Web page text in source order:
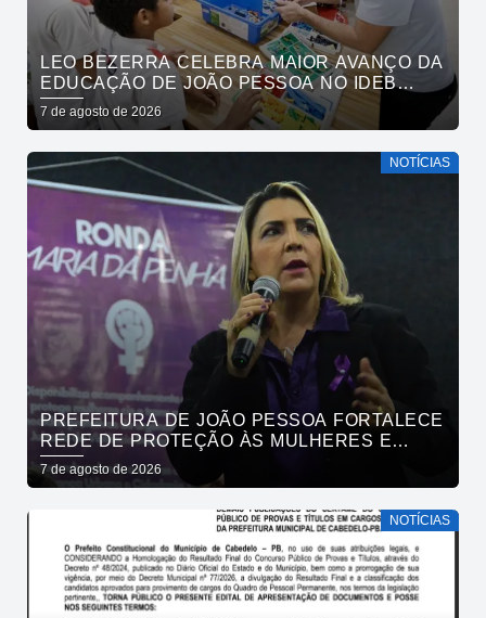
LEO BEZERRA CELEBRA MAIOR AVANÇO DA
EDUCAÇÃO DE JOÃO PESSOA NO IDEB
ENTRE CAPITAIS DO NORDESTE
7 de agosto de 2026
NOTÍCIAS
PREFEITURA DE JOÃO PESSOA FORTALECE
REDE DE PROTEÇÃO ÀS MULHERES E
ENTENDE QUE ACOLHER É SALVAR VIDAS
7 de agosto de 2026
NOTÍCIAS